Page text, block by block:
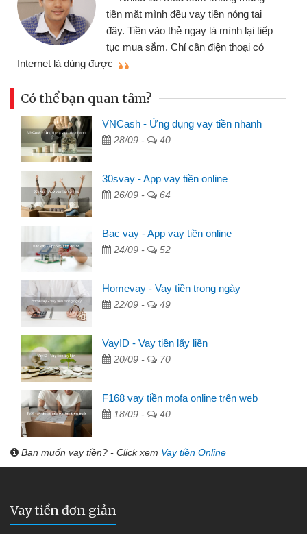
nhiều lúc cần vốn nhập hàng, nhờ biết
đến website qua bạn bè giới thiệu tôi
đã giải quyết được công việc của
Có thể bạn quan tâm?
VNCash - Ứng dụng vay tiền nhanh
28/09 - 40
30svay - App vay tiền online
26/09 - 64
Bac vay - App vay tiền online
24/09 - 52
Homevay - Vay tiền trong ngày
22/09 - 49
VayID - Vay tiền lấy liền
20/09 - 70
F168 vay tiền mofa online trên web
18/09 - 40
Bạn muốn vay tiền? - Click xem Vay tiền Online
Vay tiền đơn giản